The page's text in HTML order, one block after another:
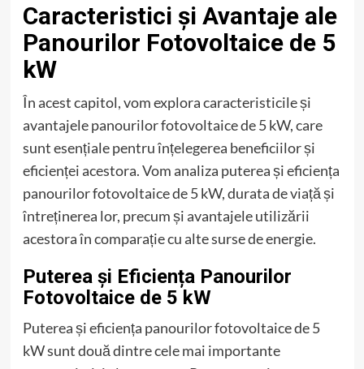
Caracteristici și Avantaje ale
Panourilor Fotovoltaice de 5
kW
În acest capitol, vom explora caracteristicile și
avantajele panourilor fotovoltaice de 5 kW, care
sunt esențiale pentru înțelegerea beneficiilor și
eficienței acestora. Vom analiza puterea și eficiența
panourilor fotovoltaice de 5 kW, durata de viață și
întreținerea lor, precum și avantajele utilizării
acestora în comparație cu alte surse de energie.
Puterea și Eficiența Panourilor
Fotovoltaice de 5 kW
Puterea și eficiența panourilor fotovoltaice de 5
kW sunt două dintre cele mai importante